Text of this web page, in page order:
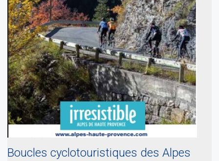
Boucles cyclotouristiques des Alpes